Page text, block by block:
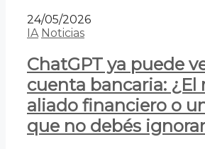
24/05/2026
IA Noticias
ChatGPT ya puede
cuenta bancaria: ¿El
aliado financiero o
que no debés